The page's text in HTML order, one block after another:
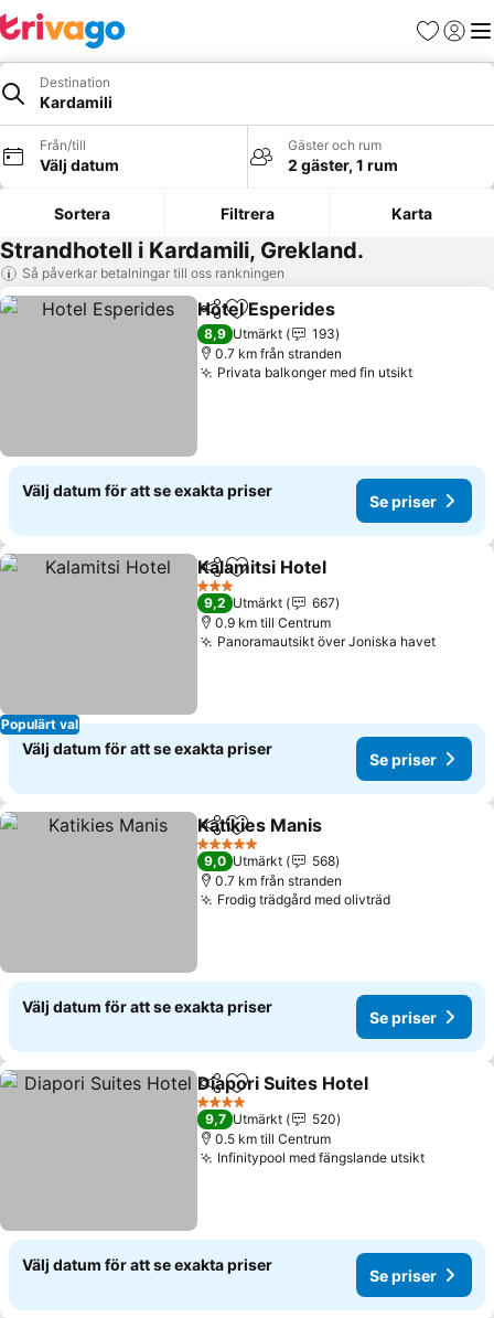
Favoriter
Logga
Destination
Kardamili
Från/till
Välj datum
Gäster och rum
2 gäster, 1 rum
Sortera Filtrera Karta
Strandhotell i Kardamili, Grekland.
Så påverkar betalningar till oss rankningen
Dela Lägg till i Mina Favoriter
Hotel Esperides
8,9 Utmärkt
193
0.7 km från stranden
Privata balkonger med fin utsikt
Välj datum för att se exakta priser
Se priser
Populärt val
Dela Lägg till i Mina Favoriter
Kalamitsi Hotel
3 Stjärnor
9,2 Utmärkt
667
0.9 km till Centrum
Panoramautsikt över Joniska havet
Välj datum för att se exakta priser
Se priser
Dela Lägg till i Mina Favoriter
Katikies Manis
5 Stjärnor
9,0 Utmärkt
568
0.7 km från stranden
Frodig trädgård med olivträd
Välj datum för att se exakta priser
Se priser
Dela Lägg till i Mina Favoriter
Diapori Suites Hotel
4 Stjärnor
9,7 Utmärkt
520
0.5 km till Centrum
Infinitypool med fängslande utsikt
Välj datum för att se exakta priser
Se priser